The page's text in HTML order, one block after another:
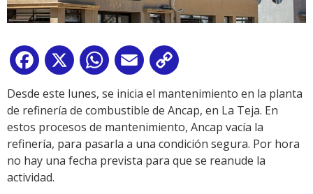
Facebook
X WhatsApp
Email
Link
Desde este lunes, se inicia el mantenimiento en la planta
de refinería de combustible de Ancap, en La Teja. En
estos procesos de mantenimiento, Ancap vacía la
refinería, para pasarla a una condición segura. Por hora
no hay una fecha prevista para que se reanude la
actividad.